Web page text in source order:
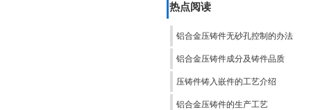
热点阅读
铝合金压铸件无砂孔控制的办法
铝合金压铸件成分及铸件品质
压铸件铸入嵌件的工艺介绍
铝合金压铸件的生产工艺